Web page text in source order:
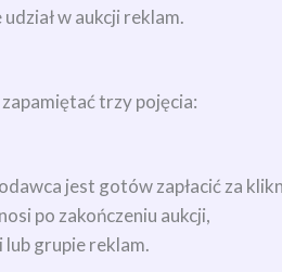
w aukcji reklam.
trzy pojęcia:
jest gotów zapłacić za
po zakończeniu aukcji,
lub grupie reklam.